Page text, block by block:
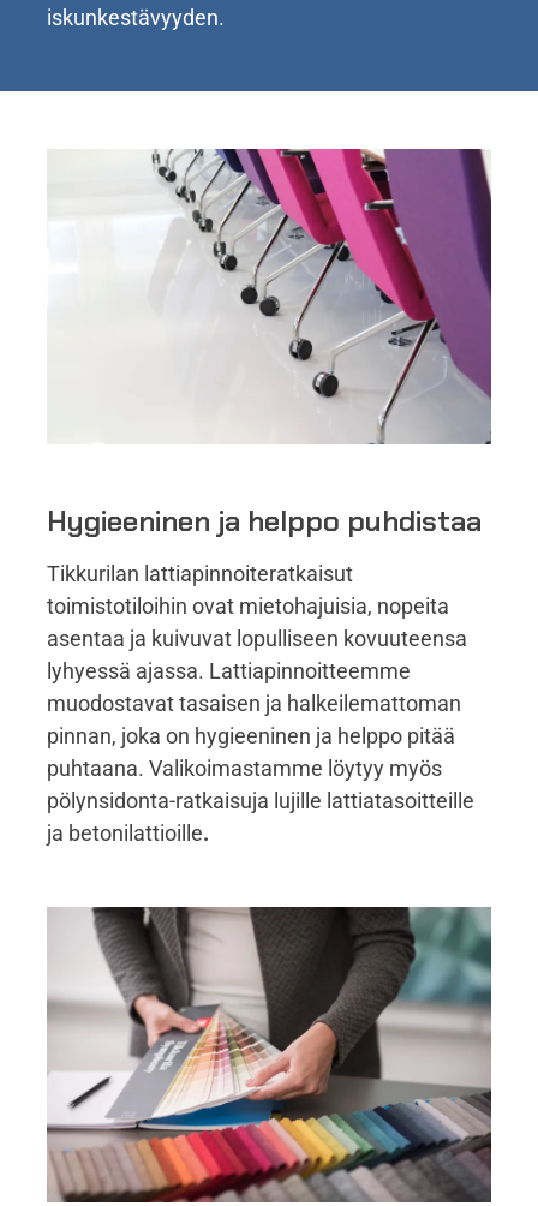
iskunkestävyyden.
Hygieeninen ja helppo puhdistaa
Tikkurilan lattiapinnoiteratkaisut
toimistotiloihin ovat mietohajuisia, nopeita
asentaa ja kuivuvat lopulliseen kovuuteensa
lyhyessä ajassa. Lattiapinnoitteemme
muodostavat tasaisen ja halkeilemattoman
pinnan, joka on hygieeninen ja helppo pitää
puhtaana. Valikoimastamme löytyy myös
pölynsidonta-ratkaisuja lujille lattiatasoitteille
ja betonilattioille.